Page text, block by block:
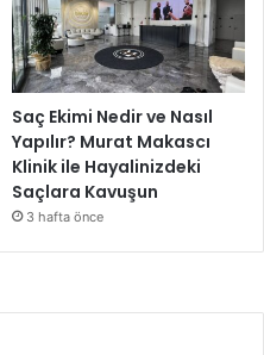
Saç Ekimi Nedir ve Nasıl
Yapılır? Murat Makascı
Klinik ile Hayalinizdeki
Saçlara Kavuşun
3 hafta önce